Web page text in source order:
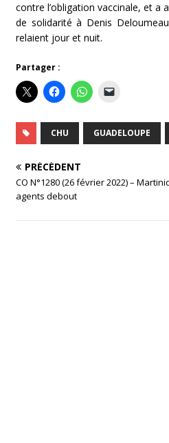
contre l’obligation vaccinale, et a
de solidarité à Denis
relaient jour et nuit.
Partager :
CHU GUADELOUPE
PRÉCÉDENT
CO N°1280 (26 février 2022) –
agents debout